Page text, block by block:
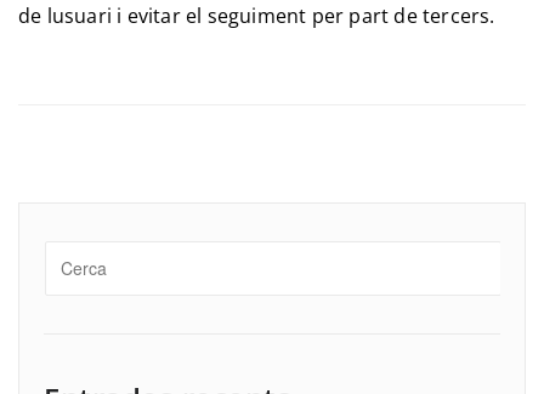
de lusuari i evitar el seguiment per part de tercers.